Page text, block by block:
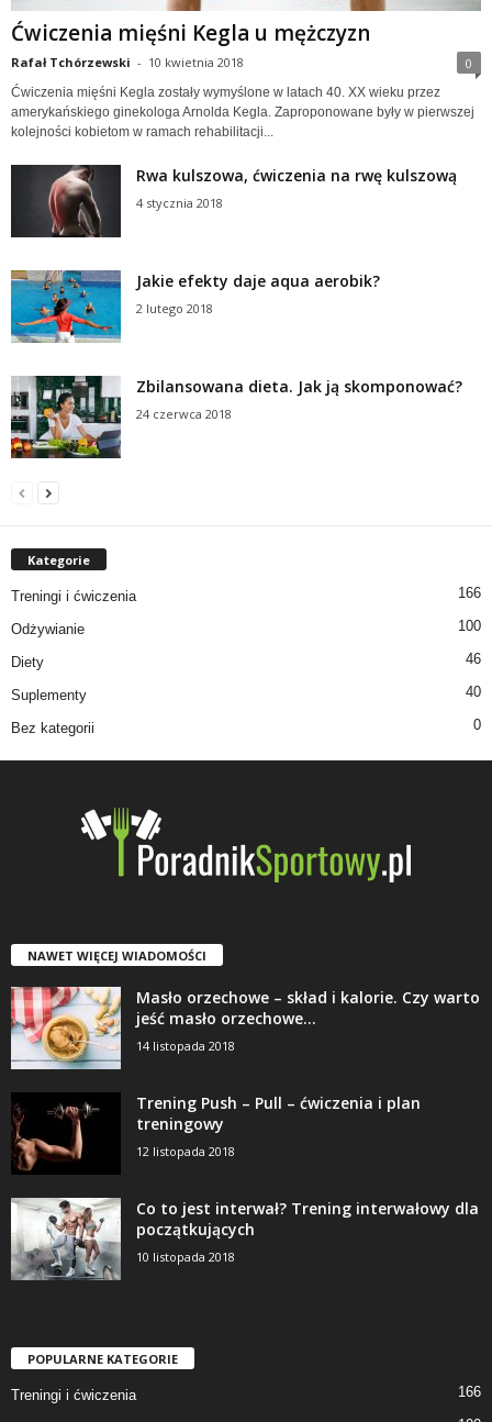
Ćwiczenia mięśni Kegla u mężczyzn
Rafał Tchórzewski - 10 kwietnia 2018 0
Ćwiczenia mięśni Kegla zostały wymyślone w latach 40. XX wieku przez
amerykańskiego ginekologa Arnolda Kegla. Zaproponowane były w pierwszej
kolejności kobietom w ramach rehabilitacji...
Rwa kulszowa, ćwiczenia na rwę kulszową
4 stycznia 2018
Jakie efekty daje aqua aerobik?
2 lutego 2018
Zbilansowana dieta. Jak ją skomponować?
24 czerwca 2018
Kategorie
Treningi i ćwiczenia 166
Odżywianie 100
Diety 46
Suplementy 40
Bez kategorii 0
NAWET WIĘCEJ WIADOMOŚCI
Masło orzechowe – skład i kalorie. Czy warto
jeść masło orzechowe...
14 listopada 2018
Trening Push – Pull – ćwiczenia i plan
treningowy
12 listopada 2018
Co to jest interwał? Trening interwałowy dla
początkujących
10 listopada 2018
POPULARNE KATEGORIE
Treningi i ćwiczenia 166